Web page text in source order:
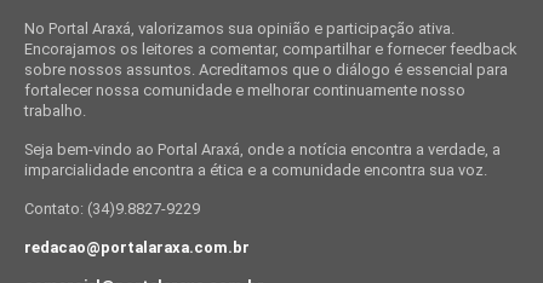
No Portal Araxá, valorizamos sua opinião e participação ativa.
Encorajamos os leitores a comentar, compartilhar e fornecer feedback
sobre nossos assuntos. Acreditamos que o diálogo é essencial para
fortalecer nossa comunidade e melhorar continuamente nosso
trabalho.
Seja bem-vindo ao Portal Araxá, onde a notícia encontra a verdade, a
imparcialidade encontra a ética e a comunidade encontra sua voz.
Contato: (34)9.8827-9229
redacao@portalaraxa.com.br